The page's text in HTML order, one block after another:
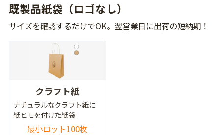
既製品紙袋（ロゴなし）
サイズを確認するだけでOK。翌営業日に出荷の短納期！
クラフト紙
ナチュラルなクラフト紙に
紙ヒモを付けた紙袋
最小ロット100枚